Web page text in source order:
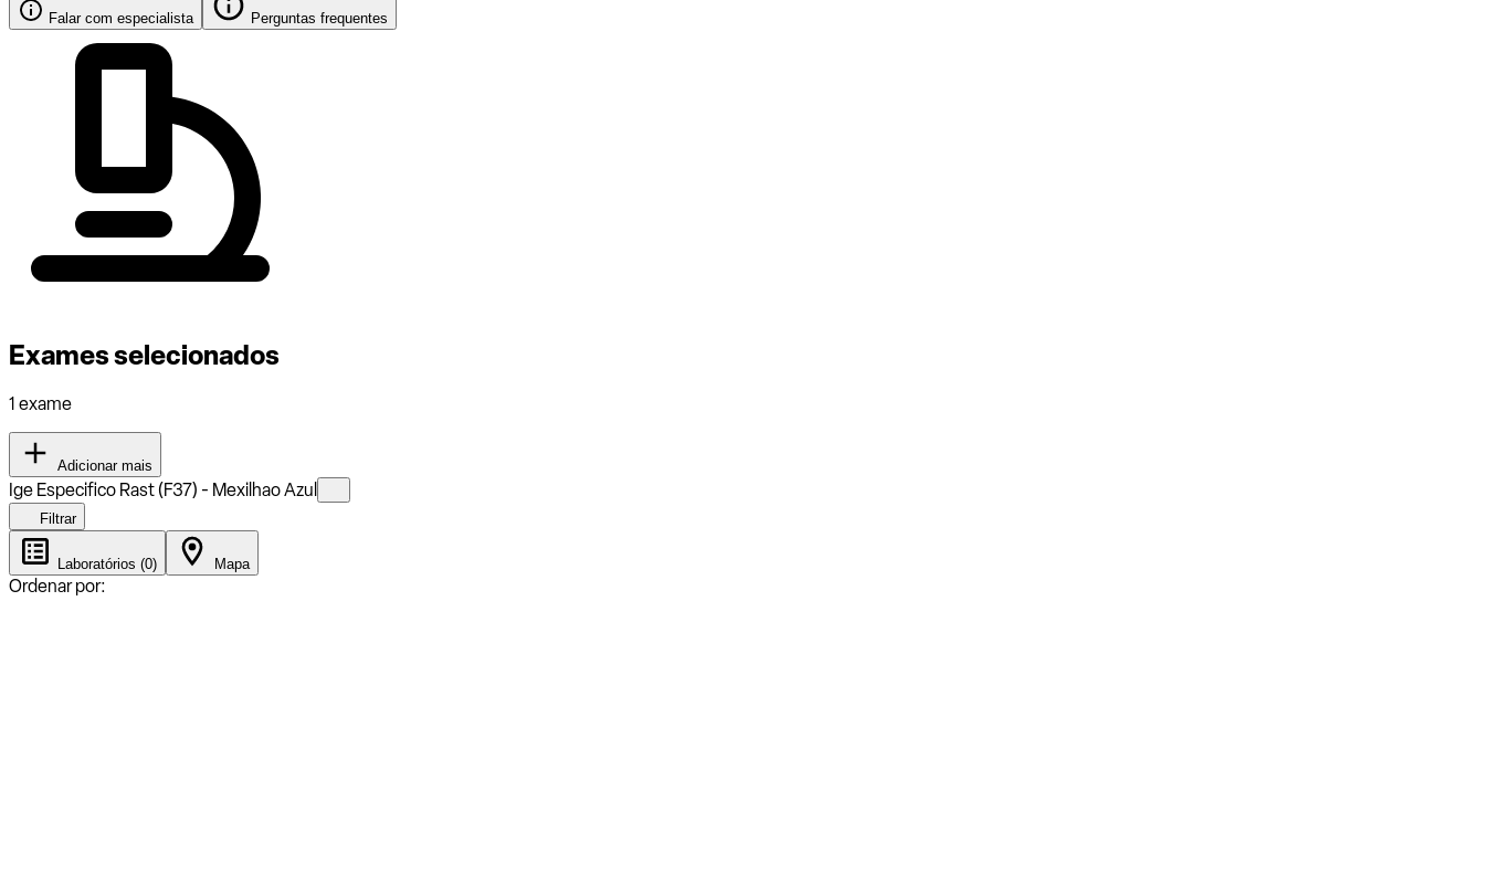
Falar com especialista Perguntas frequentes
Exames selecionados
1 exame
Adicionar mais
Ige Especifico Rast (F37) - Mexilhao Azul
Filtrar
Laboratórios (0) Mapa
Ordenar por: